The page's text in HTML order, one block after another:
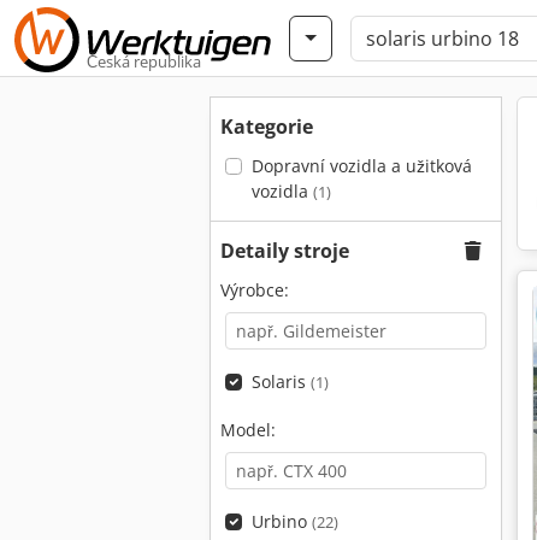
Česká republika
Kategorie
Dopravní vozidla a užitková
vozidla (1)
Detaily stroje
Výrobce:
Solaris (1)
Model:
Urbino (22)